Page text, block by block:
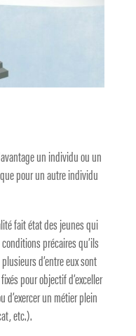
un individu ou un
pour un autre individu
fait état des jeunes qui
précaires qu’ils
d’entre eux sont
pour objectif d’exceller
un métier plein
etc.).